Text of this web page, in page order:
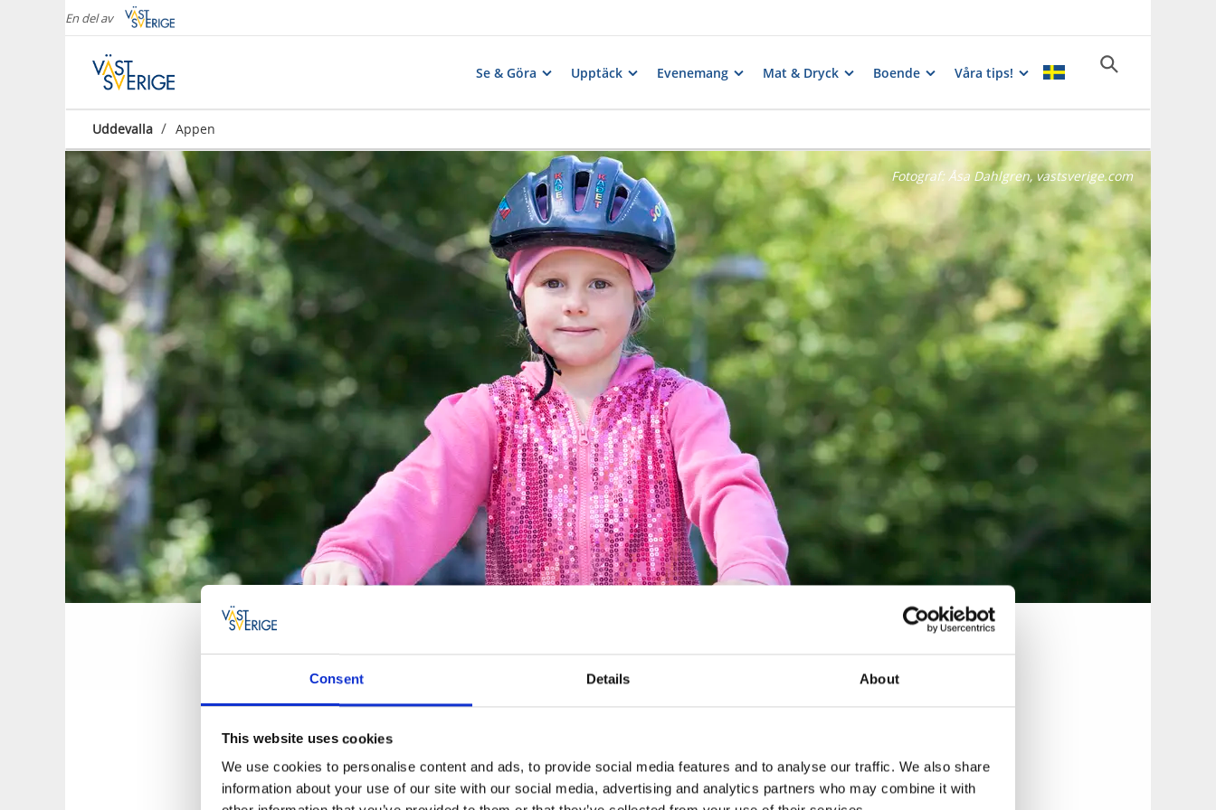
Consent Details About
This website uses cookies
We use cookies to personalise content and ads, to provide social media features and to analyse our traffic. We also share
information about your use of our site with our social media, advertising and analytics partners who may combine it with
En del av
Se & Göra Upptäck Evenemang Mat & Dryck Boende Våra tips!
Uddevalla / Appen
Fotograf: Åsa Dahlgren, vastsverige.com
Ladda ner vår app
I appen Upplev Uddevalla kan du lätt hitta aktuella evenemang och få tips på vad man
kan se och göra när man besöker Uddevalla - hjärtat i Bohuslän. Du kan även snabbt
och enkelt boka olika aktiviteter eller gå en av de digitala guidade vandringarna.
En app med mycket innehåll
I appen Upplev Uddevalla hittar du bland annat destinationens goda fikaställen, tips på